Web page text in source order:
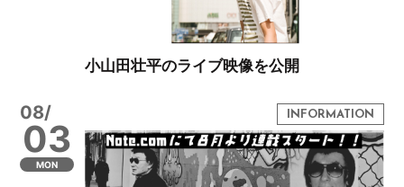
小山田壮平のライブ映像を公開
08/
03
MON